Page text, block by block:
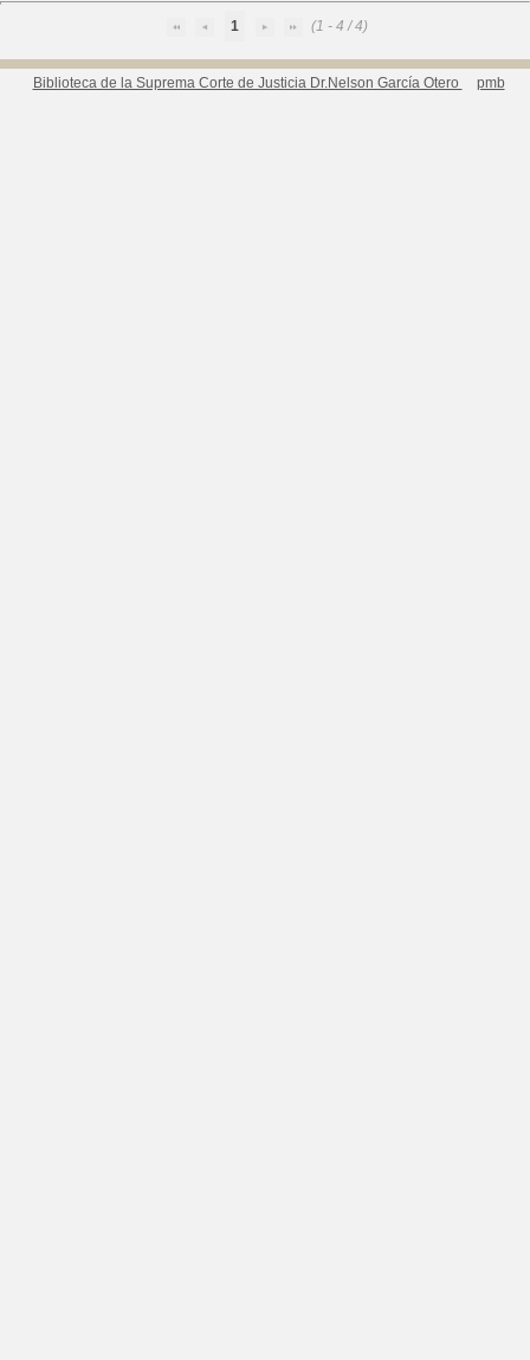
1 (1 - 4 / 4)
Biblioteca de la Suprema Corte de Justicia Dr.Nelson García Otero pmb